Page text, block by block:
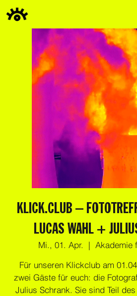
KLICK.CLUB –
LUCAS WAHL +
Mi., 01. Apr.
  |
Akademie
Für unseren Klickclub am
zwei Gäste für euch: die
Julius Schrank. Sie sind Teil